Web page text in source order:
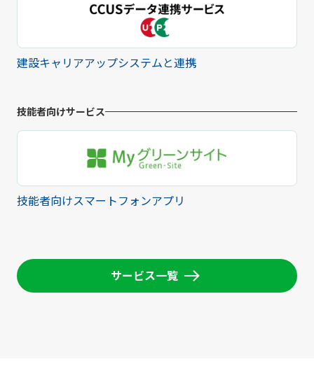
建設キャリアアップシステムと連携
技能者向けサービス
技能者向けスマートフォンアプリ
サービス一覧